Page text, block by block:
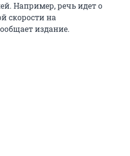
Например, речь идет о
скорости на
издание.